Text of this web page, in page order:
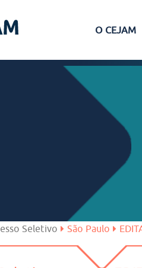
O CEJAM
Ferraz de Vasconcelos
São José dos Campos
Seletivo São Paulo